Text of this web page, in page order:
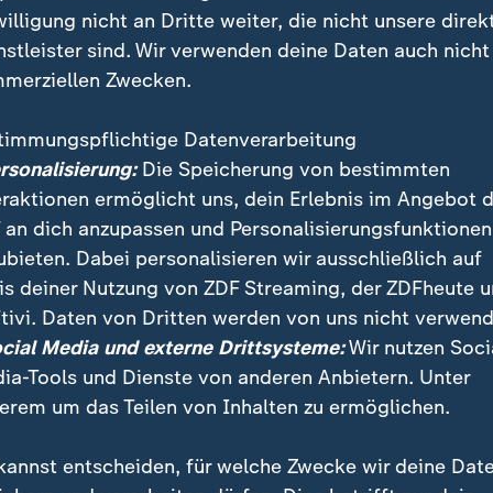
der US-Luftfahrbehörde haben mehrere Airlines ihre
Hintergrund sind mögliche Gefahren im Luftraum durch
in Karibik bisher auf See
US-Präsident Trump wirft dem venezolanischen
in den illegalen Drogenhandel verwickelt zu
haben soll. Maduro bestreitet jegliche
sich die US-Streitkräfte in der Region auf
auf See. Die USA hatten in den vergangenen
nicht an Dritte weiter, die nicht unsere
sind. Wir verwenden deine Daten auch nicht
Zwecken.
Datenverarbeitung
Die Speicherung von bestimmten
ermöglicht uns, dein Erlebnis im Angebot
an dich anzupassen und Personalisierungsfunktionen
Dabei personalisieren wir ausschließlich auf
deiner Nutzung von ZDF Streaming, der ZDFheute
Daten von Dritten werden von uns nicht
Media und externe Drittsysteme:Wir nutzen
Tools und Dienste von anderen Anbietern. Unter
um das Teilen von Inhalten zu ermöglichen.
entscheiden, für welche Zwecke wir deine